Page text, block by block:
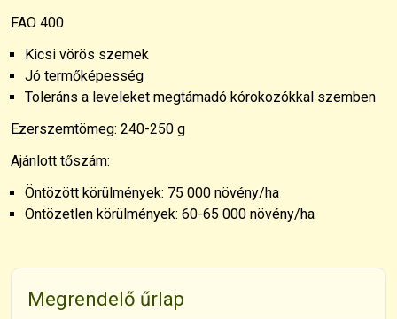
FAO 400
Kicsi vörös szemek
Jó termőképesség
Toleráns a leveleket megtámadó kórokozókkal szemben
Ezerszemtömeg: 240-250 g
Ajánlott tőszám:
Öntözött körülmények: 75 000 növény/ha
Öntözetlen körülmények: 60-65 000 növény/ha
Megrendelő űrlap